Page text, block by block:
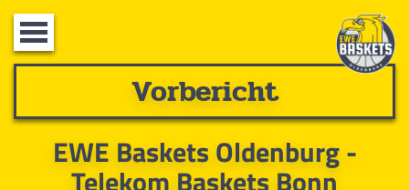
Toggle
navigation
Vorbericht
EWE Baskets Oldenburg -